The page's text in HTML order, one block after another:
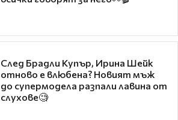
След Брадли Купър, Ирина Шейк
отново е влюбена? Новият мъж
до супермодела разпали лавина от
слухове🧐